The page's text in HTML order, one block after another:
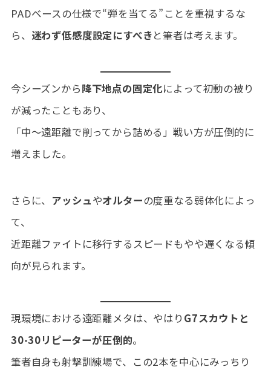
PADベースの仕様で“弾を当てる”ことを重視するな
ら、 迷わず低感度設定にすべきと筆者は考えます。
今シーズンから降下地点の固定化によって初動の被り
が減ったこともあり、
「中〜遠距離で削ってから詰める」戦い方が圧倒的に
増えました。
さらに、 アッシュやオルターの度重なる弱体化によっ
て、
近距離ファイトに移行するスピードもやや遅くなる傾
向が見られます。
現環境における遠距離メタは、やはり G7スカウトと
30-30リピーターが圧倒的。
筆者自身も射撃訓練場で、この2本を中心にみっちり